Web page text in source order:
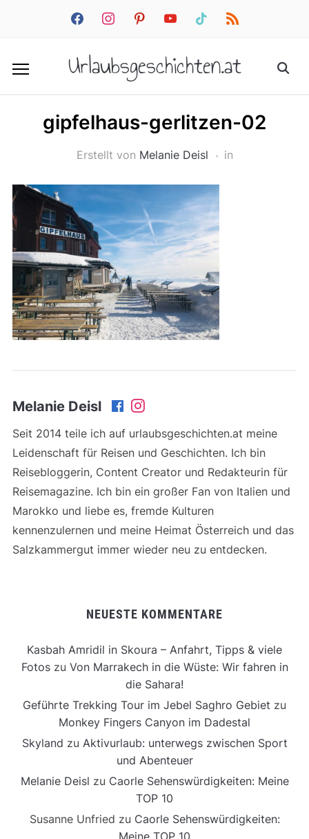
facebookinstagrampinterestyoutube tiktok rss
Urlaubsgeschichten.at
gipfelhaus-gerlitzen-02
Erstellt von Melanie Deisl in
Melanie Deisl
Seit 2014 teile ich auf urlaubsgeschichten.at meine
Leidenschaft für Reisen und Geschichten. Ich bin
Reisebloggerin, Content Creator und Redakteurin für
Reisemagazine. Ich bin ein großer Fan von Italien und
Marokko und liebe es, fremde Kulturen
kennenzulernen und meine Heimat Österreich und das
Salzkammergut immer wieder neu zu entdecken.
NEUESTE KOMMENTARE
Kasbah Amridil in Skoura – Anfahrt, Tipps & viele
Fotoszu Von Marrakech in die Wüste: Wir fahren in
die Sahara!
Geführte Trekking Tour im Jebel Saghro Gebiet zu
Monkey Fingers Canyon im Dadestal
Skyland zu Aktivurlaub: unterwegs zwischen Sport
und Abenteuer
Melanie Deisl zu Caorle Sehenswürdigkeiten: Meine
TOP 10
Susanne Unfried zu Caorle Sehenswürdigkeiten:
Meine TOP 10